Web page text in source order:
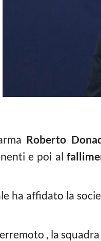
Roberto
e poi al
ha affidato la
, la